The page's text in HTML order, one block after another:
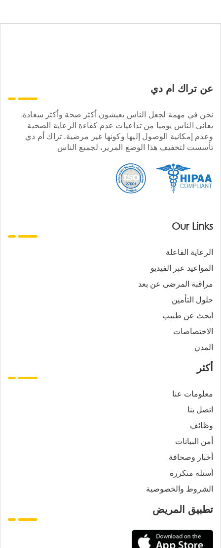
عن تراك ام دي
نحن في مهمة لجعل الناس يعيشون أكثر صحة وأكثر سعادة.
يعاني الناس يوميا من تداعيات عدم كفاءة الرعاية الصحية
وعدم إمكانية الوصول إليها وكونها غير مرضية. تراك أم دي
تأسست لتخفيف هذا الوضع المرير، لجميع الناس
Our Links
الرعاية الفاعلة
المواعيد عبر الفيديو
مراقبة المرضى عن بعد
حلول التأمين
ابحث عن طبيب
الاختصاصات
المدن
أكثر
معلومات عنا
اتصل بنا
وظائف
أمن البيانات
أخبار وصحافة
أسئلة متكررة
الشروط والخصوصية
تطبيق المريض